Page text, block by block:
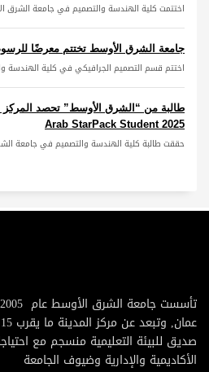
اختتمت كلية الهندسة والتصميم في جامعة الشرق
جامعة الشرق الأوسط تختتم معرضًا
اختتم قسم التصميم الجرافيكي في كلية الهندسة
طالبة من “الشرق الأوسط” تحصد المركز
Arab StarPack Student 2025
حققت طالبة كلية الهندسة والتصميم في جامعة
صديق للبيئة التعليمية منسجم مع
الأكاديمية والإدارية وضيوف الجامعة